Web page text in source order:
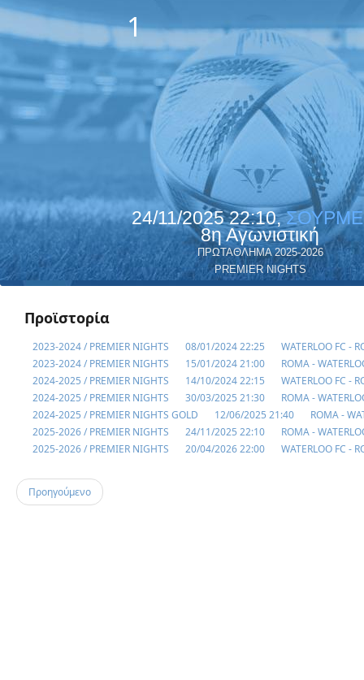
1
24/11/2025 22:10,
8η Αγωνιστική
ΠΡΩΤΑΘΛΗΜΑ 2025-2026
PREMIER NIGHTS
Προϊστορία
2023-2024 / PREMIER NIGHTS 08/01/2024 22:25
WATERLOO FC -
2023-2024 / PREMIER NIGHTS
15/01/2024 21:00
ROMA -
2024-2025 / PREMIER NIGHTS
14/10/2024 22:15
WATERLOO FC -
2024-2025 / PREMIER NIGHTS
30/03/2025 21:30
ROMA -
2024-2025 / PREMIER NIGHTS GOLD
12/06/2025 21:40
ROMA -
2025-2026 / PREMIER NIGHTS
24/11/2025 22:10
ROMA -
2025-2026 / PREMIER NIGHTS
20/04/2026 22:00 WATERLOO FC -
Προηγούμενο